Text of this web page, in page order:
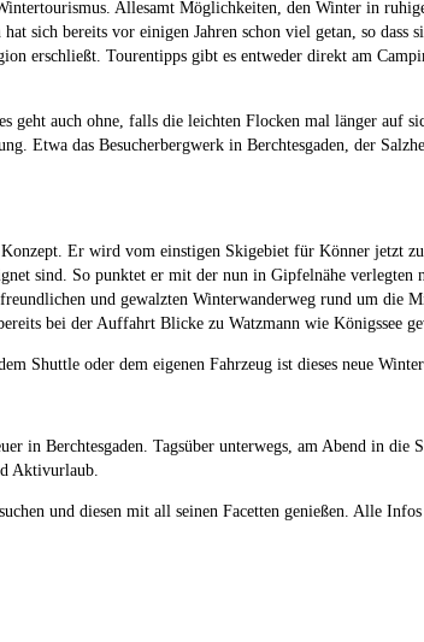
Allesamt Möglichkeiten, den Winter in
sich bereits vor einigen Jahren schon viel getan, so dass
erschließt. Tourentipps gibt es entweder direkt am
geht auch ohne, falls die leichten Flocken mal länger auf
Etwa das Besucherbergwerk in Berchtesgaden, der
Er wird vom einstigen Skigebiet für Könner jetzt
sind. So punktet er mit der nun in Gipfelnähe verlegten
und gewalzten Winterwanderweg rund um die
bei der Auffahrt Blicke zu Watzmann wie Königssee
Shuttle oder dem eigenen Fahrzeug ist dieses neue
in Berchtesgaden. Tagsüber unterwegs, am Abend in die
Aktivurlaub.
und diesen mit all seinen Facetten genießen. Alle